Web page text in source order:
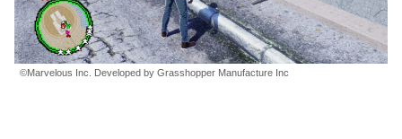
©Marvelous Inc. Developed by Grasshopper Manufacture Inc